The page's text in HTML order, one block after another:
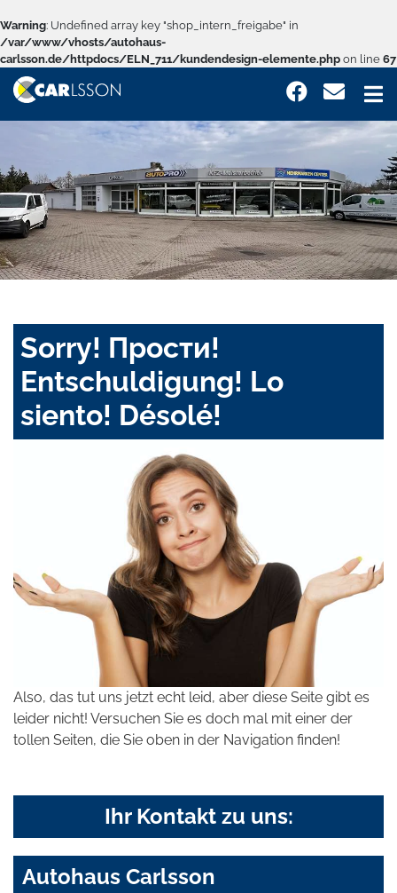
Warning: Undefined array key "shop_intern_freigabe" in
/var/www/vhosts/autohaus-
carlsson.de/httpdocs/ELN_711/kundendesign-elemente.php on line 67
Sorry! Прости!
Entschuldigung! Lo
siento! Désolé!
Also, das tut uns jetzt echt leid, aber diese Seite gibt es
leider nicht! Versuchen Sie es doch mal mit einer der
tollen Seiten, die Sie oben in der Navigation finden!
Ihr Kontakt zu uns:
Autohaus Carlsson